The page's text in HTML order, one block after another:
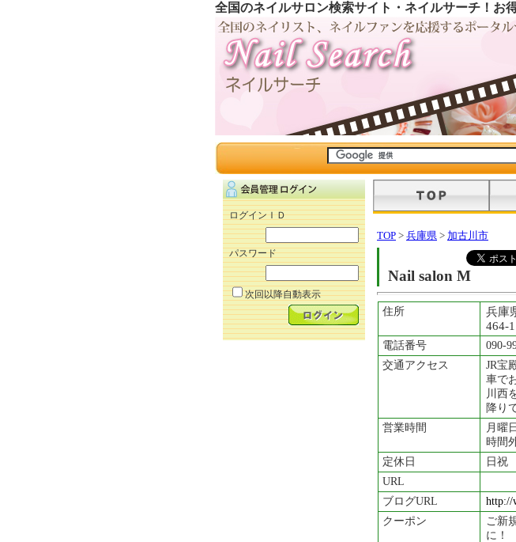
全国のネイルサロン検索サイト・ネイルサーチ！お
ログインＩＤ
パスワード
次回以降自動表示
TOP > 兵庫県 > 加古川市
Nail salon M
住所
兵庫
464-1
電話番号
090-
交通アクセス
JR宝
車で
川西
降り
営業時間
月曜
時間
定休日
日祝
URL
ブログURL
http://
クーポン
ご新
に！